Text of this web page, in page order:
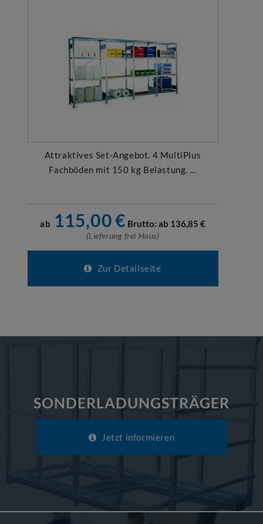
Attraktives Set-Angebot. 4 MultiPlus
Fachböden mit 150 kg Belastung. ...
ab 115,00€ Brutto: ab 136,85 €
(Lieferung frei Haus)
Zur Detailseite
SONDERLADUNGSTRÄGER
Jetzt informieren